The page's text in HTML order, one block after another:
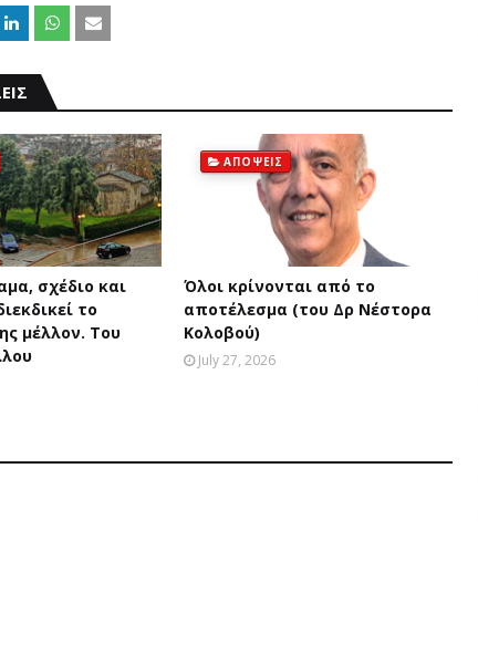
σχέδιο και
το
μέλλον. Του
ΑΠΟΨΕΙΣ
Όλοι κρίνονται από το
αποτέλεσμα (του Δρ Νέστορα
Κολοβού)
July 27, 2026